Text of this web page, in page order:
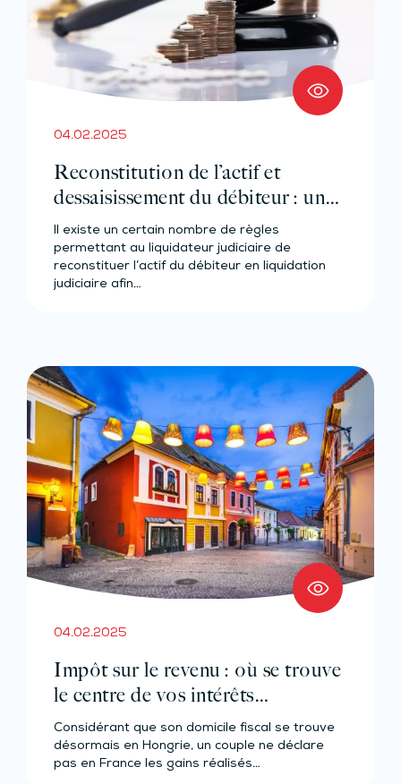
04.02.2025
Reconstitution de l’actif et
dessaisissement du débiteur : un
liquidateur trop zélé ?
Il existe un certain nombre de règles
permettant au liquidateur judiciaire de
reconstituer l’actif du débiteur en liquidation
judiciaire afin…
04.02.2025
Impôt sur le revenu : où se trouve
le centre de vos intérêts
économiques ?
Considérant que son domicile fiscal se trouve
désormais en Hongrie, un couple ne déclare
pas en France les gains réalisés…